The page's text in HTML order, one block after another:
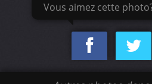
Vous aimez cette